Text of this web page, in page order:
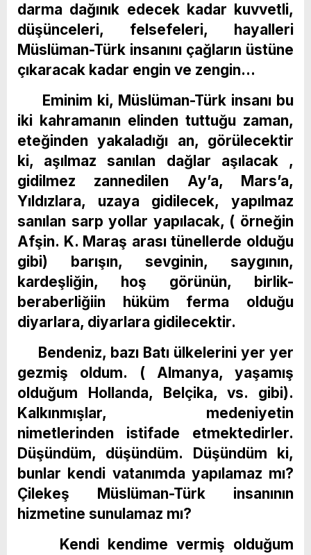
darma dağınık edecek kadar kuvvetli,
düşünceleri, felsefeleri, hayalleri
Müslüman-Türk insanını çağların üstüne
çıkaracak kadar engin ve zengin…
Eminim ki, Müslüman-Türk insanı bu
iki kahramanın elinden tuttuğu zaman,
eteğinden yakaladığı an, görülecektir
ki, aşılmaz sanılan dağlar aşılacak ,
gidilmez zannedilen Ay’a, Mars’a,
Yıldızlara, uzaya gidilecek, yapılmaz
sanılan sarp yollar yapılacak, ( örneğin
Afşin. K. Maraş arası tünellerde olduğu
gibi) barışın, sevginin, saygının,
kardeşliğin, hoş görünün, birlik-
beraberliğiin hüküm ferma olduğu
diyarlara, diyarlara gidilecektir.
Bendeniz, bazı Batı ülkelerini yer yer
gezmiş oldum. ( Almanya, yaşamış
olduğum Hollanda, Belçika, vs. gibi).
Kalkınmışlar, medeniyetin
nimetlerinden istifade etmektedirler.
Düşündüm, düşündüm. Düşündüm ki,
bunlar kendi vatanımda yapılamaz mı?
Çilekeş Müslüman-Türk insanının
hizmetine sunulamaz mı?
Kendi kendime vermiş olduğum